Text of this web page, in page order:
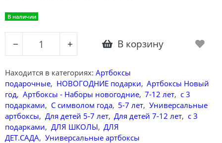
В наличии
− + В корзину
Находится в категориях: Артбоксы
подарочные, НОВОГОДНИЕ подарки, Артбоксы Новый
год, Артбоксы - Наборы новогодние, 7-12 лет, с 3
подарками, С символом года, 5-7 лет, Универсальные
артбоксы, Для детей 5-7 лет, Для детей 7-12 лет, с 3
подарками, ДЛЯ ШКОЛЫ, ДЛЯ
ДЕТ.САДА, Универсальные артбоксы